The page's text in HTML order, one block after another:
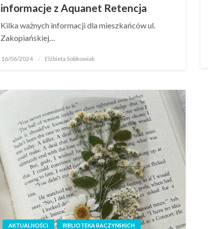
informacje z Aquanet Retencja
Kilka ważnych informacji dla mieszkańców ul.
Zakopiańskiej…
16/06/2024 Elżbieta Sobkowiak
AKTUALNOŚCI BIBLIOTEKA RACZYŃSKICH